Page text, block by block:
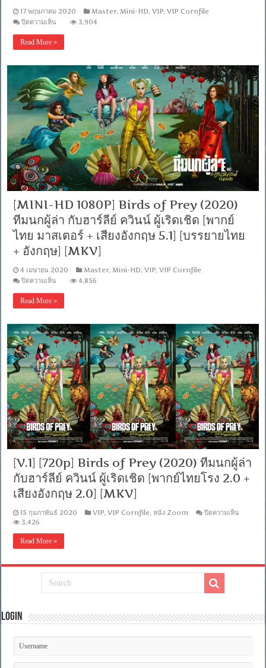
17 พฤษภาคม 2020 Master, Mini-HD,VIP,VIP Cornfile
ปิดความเห็น
1080P]
of
Prey
(2020)
ทีม
นก
ผู้
ล่า
กับ
ฮาร์
ลีย์
ค
วิน
น์
เริด
เชิด
อังกฤษ
DTS
+
พากย์
แท้
From
Ray
Master]
[บรรยาย
ไทย-
อังกฤษ
Master
+
ซับ
PGS
คม
ชัด]
[MASTER]
[MKV]
3,904
Read More »
[MINI-HD 1080P] Birds of Prey (2020)
ทีมนกผู้ล่า กับฮาร์ลีย์ ควินน์ ผู้เริดเชิด [พากย์
ไทย มาสเตอร์ + เสียงอังกฤษ 5.1] [บรรยายไทย
+ อังกฤษ] [MKV]
4 เมษายน 2020 Master, Mini-HD,VIP,VIP Cornfile
ปิดความเห็น
1080P]
of
Prey
(2020)
ทีม
นก
ผู้
ล่า
กับ
ฮาร์
ลีย์
ค
วิน
น์
เริด
เชิด
ไทย
มาสเตอร์
5.1]
ไทย
อังกฤษ]
4,856
Read More »
[V.1] [720p] Birds of Prey (2020) ทีมนกผู้ล่า
กับฮาร์ลีย์ ควินน์ ผู้เริดเชิด [พากย์ไทยโรง 2.0 +
เสียงอังกฤษ 2.0] [MKV]
15 กุมภาพันธ์ 2020 VIP,VIP Cornfile,หนัง Zoom ปิดความเห็นบน
(2020)
กับ
ลีย์
3,426
Read More »
Login